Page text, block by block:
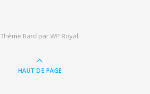
Thème Bard parWP Royal.
HAUT DE PAGE